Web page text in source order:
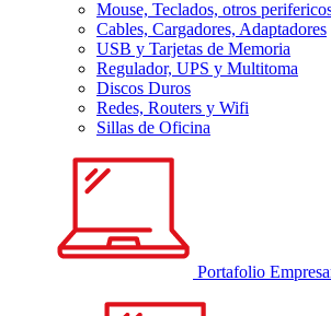
Mouse, Teclados, otros
Cables, Cargadores, Adaptadores
USB y Tarjetas de Memoria
Regulador, UPS y Multitoma
Discos Duros
Redes, Routers y Wifi
Sillas de Oficina
Portafolio